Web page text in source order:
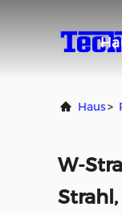
Haus>
W-